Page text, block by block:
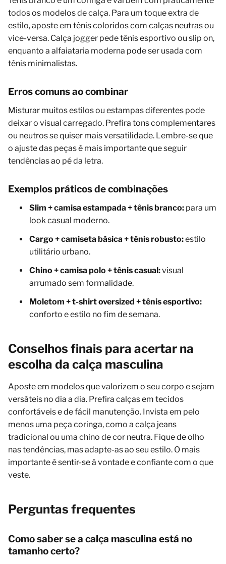
todos os modelos de calça. Para um toque extra de
estilo, aposte em tênis coloridos com calças neutras ou
vice-versa. Calça jogger pede tênis esportivo ou slip on,
enquanto a alfaiataria moderna pode ser usada com
tênis minimalistas.
Erros comuns ao combinar
Misturar muitos estilos ou estampas diferentes pode
deixar o visual carregado. Prefira tons complementares
ou neutros se quiser mais versatilidade. Lembre-se que
o ajuste das peças é mais importante que seguir
tendências ao pé da letra.
Exemplos práticos de combinações
Slim + camisa estampada + tênis branco: para um
look casual moderno.
Cargo + camiseta básica + tênis robusto:estilo
utilitário urbano.
Chino + camisa polo + tênis casual:visual
arrumado sem formalidade.
Moletom + t-shirt oversized + tênis esportivo:
conforto e estilo no fim de semana.
Conselhos finais para acertar na
escolha da calça masculina
Aposte em modelos que valorizem o seu corpo e sejam
versáteis no dia a dia. Prefira calças em tecidos
confortáveis e de fácil manutenção. Invista em pelo
menos uma peça coringa, como a calça jeans
tradicional ou uma chino de cor neutra. Fique de olho
nas tendências, mas adapte-as ao seu estilo. O mais
importante é sentir-se à vontade e confiante com o que
veste.
Perguntas frequentes
Como saber se a calça masculina está no
tamanho certo?